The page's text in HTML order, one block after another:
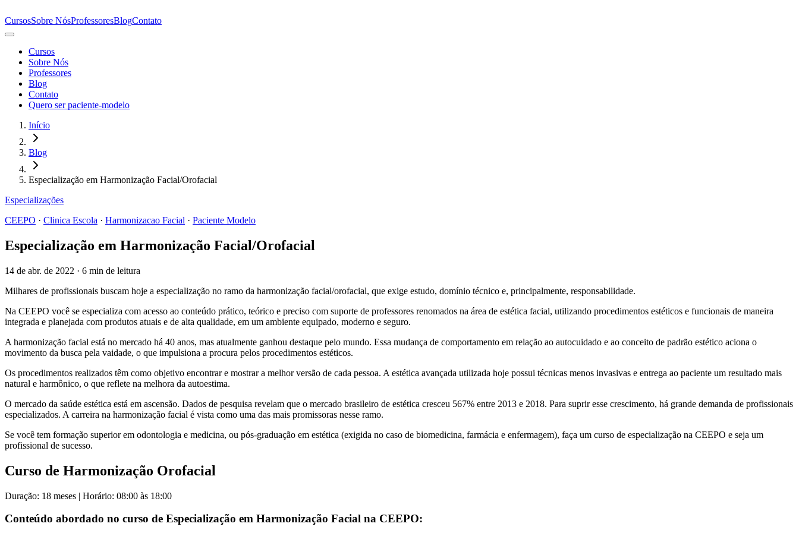
CursosSobre NósProfessoresBlogContato
Cursos
Sobre Nós
Professores
Blog
Contato
Quero ser paciente-modelo
Início
Blog
Especialização em Harmonização Facial/Orofacial
Especializações
CEEPO · Clinica Escola · Harmonizacao Facial · Paciente Modelo
Especialização em Harmonização Facial/Orofacial
14 de abr. de 2022 · 6 min de leitura
Milhares de profissionais buscam hoje a especialização no ramo da harmonização facial/orofacial, que exige estudo, domínio técnico e, principalmente, responsabilidade.
Na CEEPO você se especializa com acesso ao conteúdo prático, teórico e preciso com suporte de professores renomados na área de estética facial, utilizando procedimentos estéticos e funcionais de maneira
integrada e planejada com produtos atuais e de alta qualidade, em um ambiente equipado, moderno e seguro.
A harmonização facial está no mercado há 40 anos, mas atualmente ganhou destaque pelo mundo. Essa mudança de comportamento em relação ao autocuidado e ao conceito de padrão estético aciona o
movimento da busca pela vaidade, o que impulsiona a procura pelos procedimentos estéticos.
Os procedimentos realizados têm como objetivo encontrar e mostrar a melhor versão de cada pessoa. A estética avançada utilizada hoje possui técnicas menos invasivas e entrega ao paciente um resultado mais
natural e harmônico, o que reflete na melhora da autoestima.
O mercado da saúde estética está em ascensão. Dados de pesquisa revelam que o mercado brasileiro de estética cresceu 567% entre 2013 e 2018. Para suprir esse crescimento, há grande demanda de profissionais
especializados. A carreira na harmonização facial é vista como uma das mais promissoras nesse ramo.
Se você tem formação superior em odontologia e medicina, ou pós-graduação em estética (exigida no caso de biomedicina, farmácia e enfermagem), faça um curso de especialização na CEEPO e seja um
profissional de sucesso.
Curso de Harmonização Orofacial
Duração: 18 meses | Horário: 08:00 às 18:00
Conteúdo abordado no curso de Especialização em Harmonização Facial na CEEPO: